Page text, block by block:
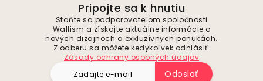
Pripojte sa k hnutiu
Staňte sa podporovateľom spoločnosti
Wallism a získajte aktuálne informácie o
nových dizajnoch a exkluzívnych ponukách.
Z odberu sa môžete kedykoľvek odhlásiť.
Zásady ochrany osobných údajov
Odoslať